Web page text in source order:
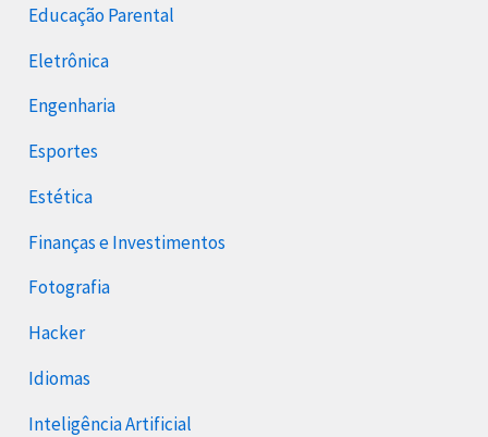
Educação Parental
Eletrônica
Engenharia
Esportes
Estética
Finanças e Investimentos
Fotografia
Hacker
Idiomas
Inteligência Artificial